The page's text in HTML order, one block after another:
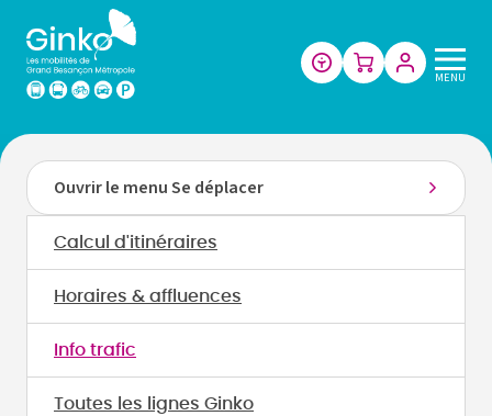
Les
mobilités
Besançon
Métropole
MENU
Ouvrir le menu Se déplacer
Calcul d'itinéraires
Horaires & affluences
Info trafic
Toutes les lignes Ginko